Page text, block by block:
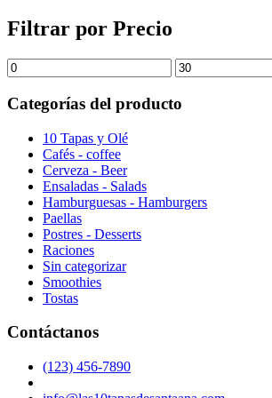
Filtrar por Precio
Categorías del producto
10 Tapas y Olé
Cafés - coffee
Cerveza - Beer
Ensaladas - Salads
Hamburguesas - Hamburgers
Paellas
Postres - Desserts
Raciones
Sin categorizar
Smoothies
Tostas
Contáctanos
(123) 456-7890